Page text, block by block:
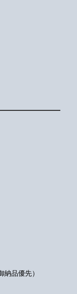
品優先）